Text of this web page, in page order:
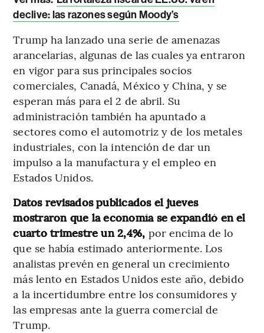
declive: las razones según Moody’s
Trump ha lanzado una serie de amenazas
arancelarias, algunas de las cuales ya entraron
en vigor para sus principales socios
comerciales, Canadá, México y China, y se
esperan más para el 2 de abril. Su
administración también ha apuntado a
sectores como el automotriz y de los metales
industriales, con la intención de dar un
impulso a la manufactura y el empleo en
Estados Unidos.
Datos revisados publicados el jueves
mostraron que la economía se expandió en el
cuarto trimestre un 2,4%, por encima de lo
que se había estimado anteriormente. Los
analistas prevén en general un crecimiento
más lento en Estados Unidos este año, debido
a la incertidumbre entre los consumidores y
las empresas ante la guerra comercial de
Trump.